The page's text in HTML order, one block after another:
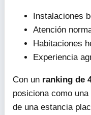
Instalaciones
Atención
Habitaciones
Experiencia
Con un ranking de
posiciona como
de una estancia